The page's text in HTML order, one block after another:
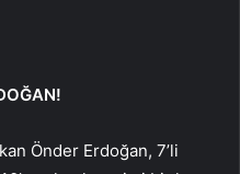
Önder Erdoğan, 7’li